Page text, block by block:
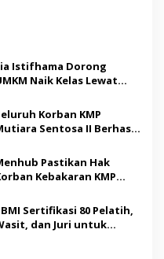
Istifhama Dorong
Naik Kelas Lewat
Pemberdayaan
Korban KMP
Sentosa II Berhasil
Operator Kapal
Pastikan Hak
Kebakaran KMP
Evakuasi Terus
Sertifikasi 80 Pelatih,
dan Juri untuk